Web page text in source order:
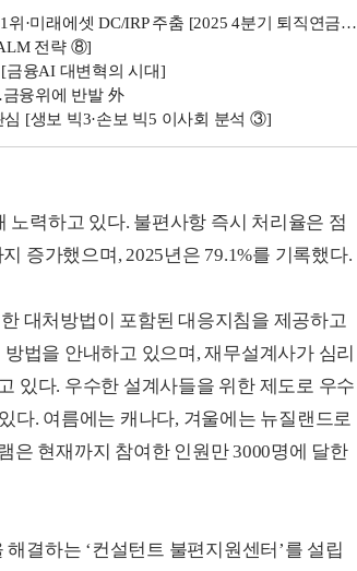
래에셋 DC/IRP 주춤 [2025 4분기 퇴직연금 랭킹]
전략 ⑧]
융AI 대변혁의 시대]
융위에 반발 外
[생보 빅3·손보 빅5 이사회 분석 ③]
력하고 있다. 불편사항 즉시 처리율은 점
증가했으며, 2025년은 79.1%를 기록했다.
대처방법이 포함된 대응지침을 제공하고
법을 안내하고 있으며, 재무설계사가 심리
있다. 우수한 설계사들을 위한 제도로 우수
다. 여름에는 캐나다, 겨울에는 뉴질랜드로
은 현재까지 참여한 인원만 3000명에 달한
결하는 ‘컨설턴트 불편지원센터’를 설립